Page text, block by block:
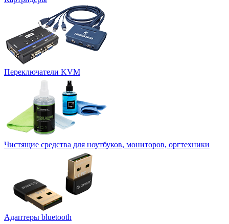
Переключатели KVM
Чистящие средства для ноутбуков, мониторов, оргтехники
Адаптеры bluetooth